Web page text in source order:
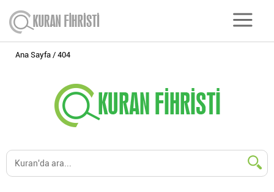
Ana Sayfa 404